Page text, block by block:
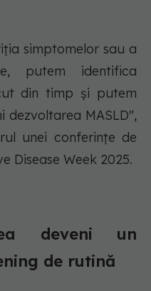
simptomelor sau a
putem identifica
din timp și putem
MASLD",
unei conferințe de
Disease Week 2025.
deveni un
de rutină